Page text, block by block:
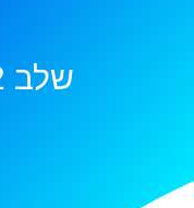
שלב 2: מחקר שוק
מי הוא קהל היעד